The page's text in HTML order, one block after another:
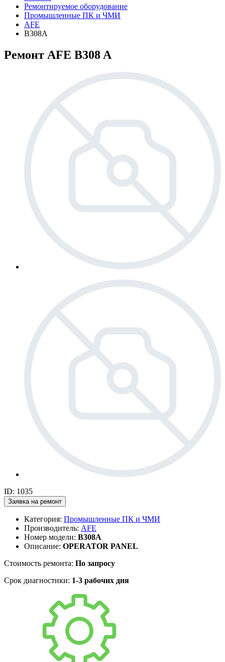
Ремонтируемое оборудование
Промышленные ПК и ЧМИ
AFE
B308A
Ремонт AFE B308 A
ID: 1035
Заявка на ремонт
Категория: Промышленные ПК и ЧМИ
Производитель: AFE
Номер модели: B308A
Описание: OPERATOR PANEL
Стоимость ремонта: По запросу
Срок диагностики: 1-3 рабочих дня